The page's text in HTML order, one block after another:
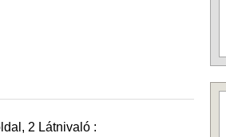
2 Látnivaló :